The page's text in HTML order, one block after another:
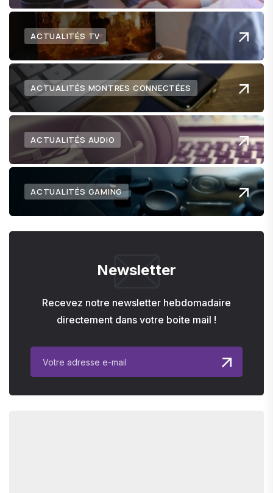
ACTUALITÉS TV
ACTUALITÉS MONTRES CONNECTÉES
ACTUALITÉS AUDIO
ACTUALITÉS GAMING
Newsletter
Recevez notre newsletter hebdomadaire
directement dans votre boite mail !